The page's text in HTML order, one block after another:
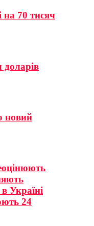
на 70 тисяч
новий
Україні
24